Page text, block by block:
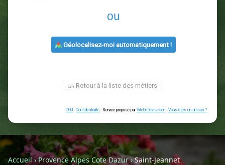
votre projet :
ou
Géolocalisez-moi automatiquement !
Accueil›Provence Alpes Cote Dazur›Saint-Jeannet